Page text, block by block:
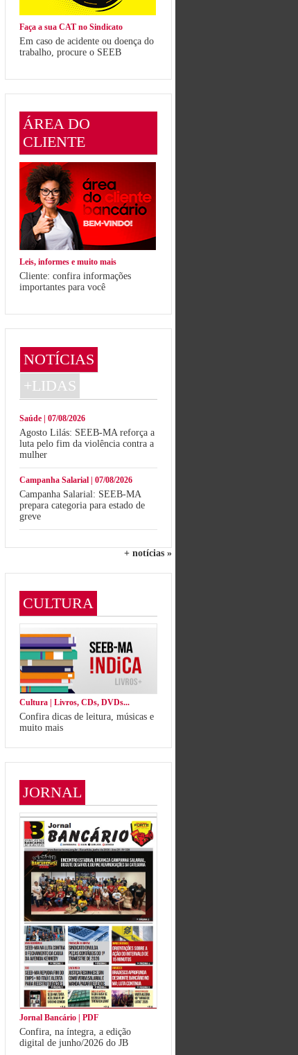
Faça a sua CAT no Sindicato
Em caso de acidente ou doença do
trabalho, procure o SEEB
ÁREA DO
CLIENTE
Leis, informes e muito mais
Cliente: confira informações
importantes para você
NOTÍCIAS
+LIDAS
Saúde | 07/08/2026
Agosto Lilás: SEEB-MA reforça a
luta pelo fim da violência contra a
mulher
Campanha Salarial | 07/08/2026
Campanha Salarial: SEEB-MA
prepara categoria para estado de
greve
+ notícias »
CULTURA
Cultura | Livros, CDs, DVDs...
Confira dicas de leitura, músicas e
muito mais
JORNAL
Jornal Bancário | PDF
Confira, na íntegra, a edição
digital de junho/2026 do JB